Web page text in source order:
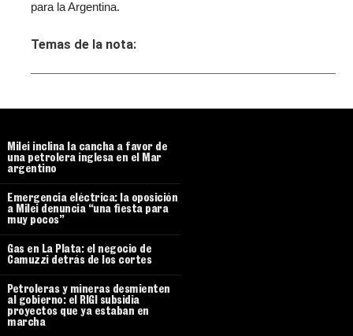
para la Argentina.
Temas de la nota:
Milei inclina la cancha a favor de
una petrolera inglesa en el Mar
argentino
Emergencia eléctrica: la oposición
a Milei denuncia “una fiesta para
muy pocos”
Gas en La Plata: el negocio de
Camuzzi detrás de los cortes
Petroleras y mineras desmienten
al gobierno: el RIGI subsidia
proyectos que ya estaban en
marcha